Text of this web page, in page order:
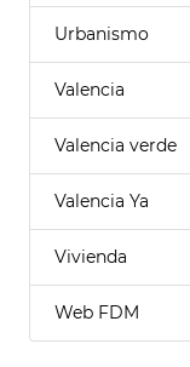
Urbanismo
Valencia
Valencia verde
Valencia Ya
Vivienda
Web FDM